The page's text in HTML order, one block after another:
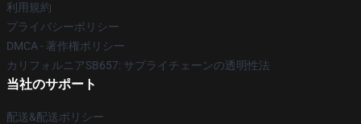
利用規約
プライバシーポリシー
DMCA - 著作権ポリシー
カリフォルニアSB657: サプライチェーンの透明性法
当社のサポート
配送&配送ポリシー